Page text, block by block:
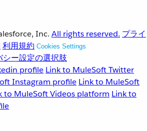
Inc. All rights reserved. プライ
利用規約 Cookies Settings
ー設定の選択肢
profile Link to MuleSoft Twitter
Instagram profile Link to MuleSoft
to MuleSoft Videos platform Link to